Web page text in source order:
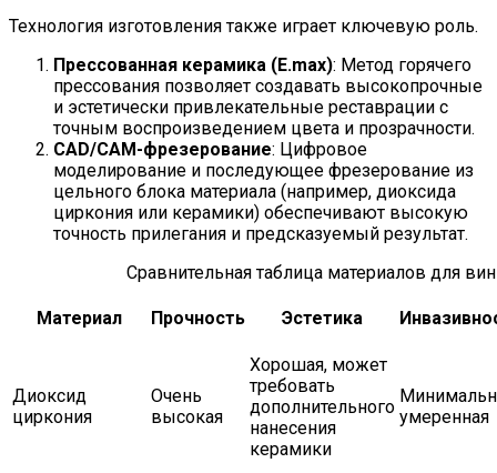
Технология изготовления также играет ключевую роль.
Прессованная керамика (E.max): Метод горячего
прессования позволяет создавать высокопрочные
и эстетически привлекательные реставрации с
точным воспроизведением цвета и прозрачности.
CAD/CAM-фрезерование: Цифровое
моделирование и последующее фрезерование из
цельного блока материала (например, диоксида
циркония или керамики) обеспечивают высокую
точность прилегания и предсказуемый результат.
Сравнительная таблица материалов для
Материал Прочность Эстетика
Диоксид
циркония
Очень
высокая
Хорошая, может
требовать
дополнительного
нанесения
керамики
умеренная